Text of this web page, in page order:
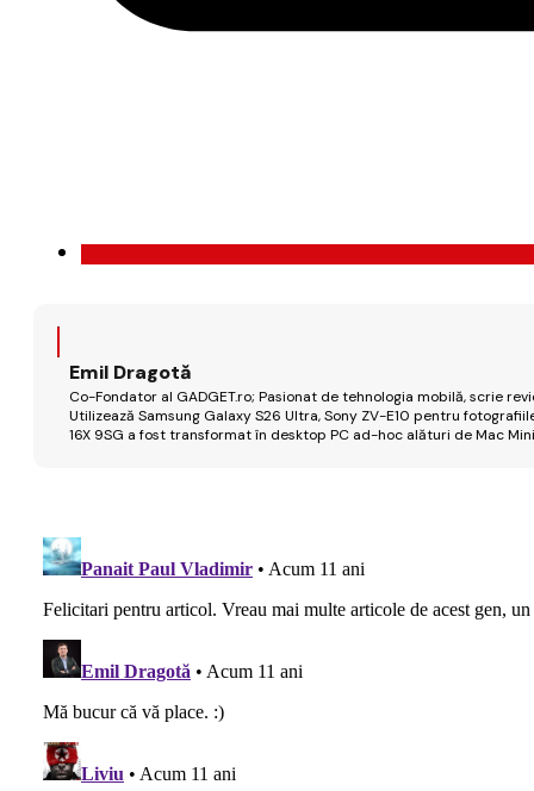
Emil Dragotă
Co-Fondator al GADGET.ro; Pasionat de tehnologia mobilă, scrie
Utilizează Samsung Galaxy S26 Ultra, Sony ZV-E10 pentru
16X 9SG a fost transformat în desktop PC ad-hoc alături de Mac